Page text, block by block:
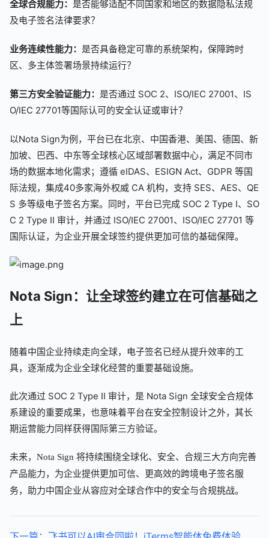
全球合规能力： 是否能够适配不同国家和地区的数据隐私法规
及电子签名法律要求？
业务连续性能力： 是否具备稳定可靠的系统架构，保障跨时
区、多主体签署场景持续运行？
第三方安全验证能力： 是否通过 SOC 2、ISO/IEC 27001、IS
O/IEC 27701等国际认可的安全认证或审计？
以Nota Sign为例，平台已在北京、中国香港、美国、德国、新
加坡、巴西、中东等全球核心区域部署数据中心，满足不同市
场的数据本地化需求；遵循 eIDAS、ESIGN Act、GDPR 等国
际法规，集成40多家海外权威 CA 机构，支持 SES、AES、QE
S 多等级电子签名方案。同时，平台已完成 SOC 2 Type I、SO
C 2 Type II 审计，并通过 ISO/IEC 27001、ISO/IEC 27701 等
国际认证，为企业开展全球签约提供更加可信的基础保障。
Nota Sign：让全球签约建立在可信基础之
上
随着中国企业持续走向全球，电子签名已经从提升效率的工
具，逐渐成为企业全球化经营的重要基础设施。
此次通过 SOC 2 Type II 审计，是 Nota Sign 全球安全合规体
系建设的重要成果，也意味着平台在安全控制设计之外，其长
期运营能力同样获得国际第三方验证。
未来，Nota Sign 将持续围绕全球化、安全、合规三大方向完善
产品能力，为企业提供更加可信、更高效的跨境电子签名服
务，助力中国企业从容应对全球合作中的安全与合规挑战。